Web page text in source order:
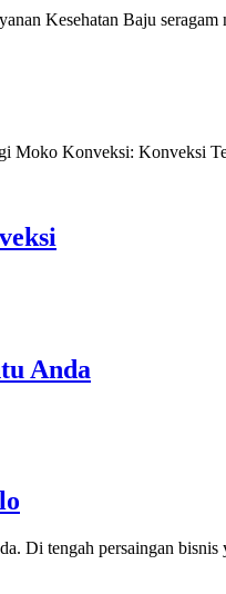
Kesehatan Baju
Moko Konveksi: Konveksi
Anda
Di tengah persaingan